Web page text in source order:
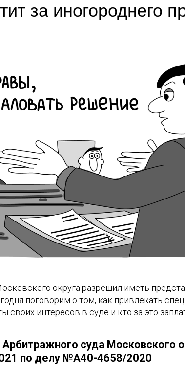
за иногороднего
округа разрешил иметь
поговорим о том, как привлекать
своих интересов в суде и кто за это
суда Московского
по делу №А40-4658/2020